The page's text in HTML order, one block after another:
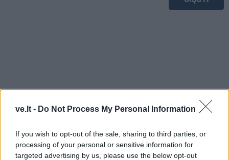
ve.lt - Do Not Process My Personal Information
If you wish to opt-out of the sale, sharing to third parties, or
processing of your personal or sensitive information for
targeted advertising by us, please use the below opt-out